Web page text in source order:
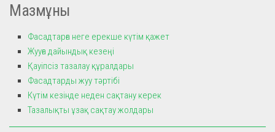
Мазмұны
Фасадтарға неге ерекше күтім қажет
Жууға дайындық кезеңі
Қауіпсіз тазалау құралдары
Фасадтарды жуу тәртібі
Күтім кезінде неден сақтану керек
Тазалықты ұзақ сақтау жолдары